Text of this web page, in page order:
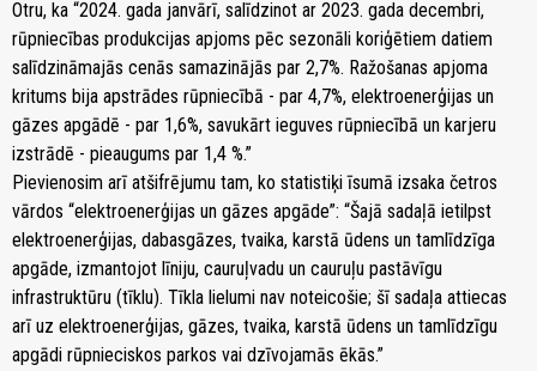
Otru, ka “2024. gada janvārī, salīdzinot ar 2023. gada decembri,
rūpniecības produkcijas apjoms pēc sezonāli koriģētiem datiem
salīdzināmajās cenās samazinājās par 2,7%. Ražošanas apjoma
kritums bija apstrādes rūpniecībā - par 4,7%, elektroenerģijas un
gāzes apgādē - par 1,6%, savukārt ieguves rūpniecībā un karjeru
izstrādē - pieaugums par 1,4 %.”
Pievienosim arī atšifrējumu tam, ko statistiķi īsumā izsaka četros
vārdos “elektroenerģijas un gāzes apgāde”: “Šajā sadaļā ietilpst
elektroenerģijas, dabasgāzes, tvaika, karstā ūdens un tamlīdzīga
apgāde, izmantojot līniju, cauruļvadu un cauruļu pastāvīgu
infrastruktūru (tīklu). Tīkla lielumi nav noteicošie; šī sadaļa attiecas
arī uz elektroenerģijas, gāzes, tvaika, karstā ūdens un tamlīdzīgu
apgādi rūpnieciskos parkos vai dzīvojamās ēkās.”